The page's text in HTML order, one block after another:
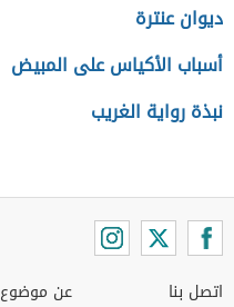
ديوان عنترة
أسباب الأكياس على المبيض
نبذة رواية الغريب
اتصل بنا
عن موضوع